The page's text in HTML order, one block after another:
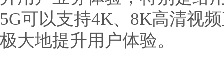
5G可以支持4K、8K高清视
极大地提升用户体验。